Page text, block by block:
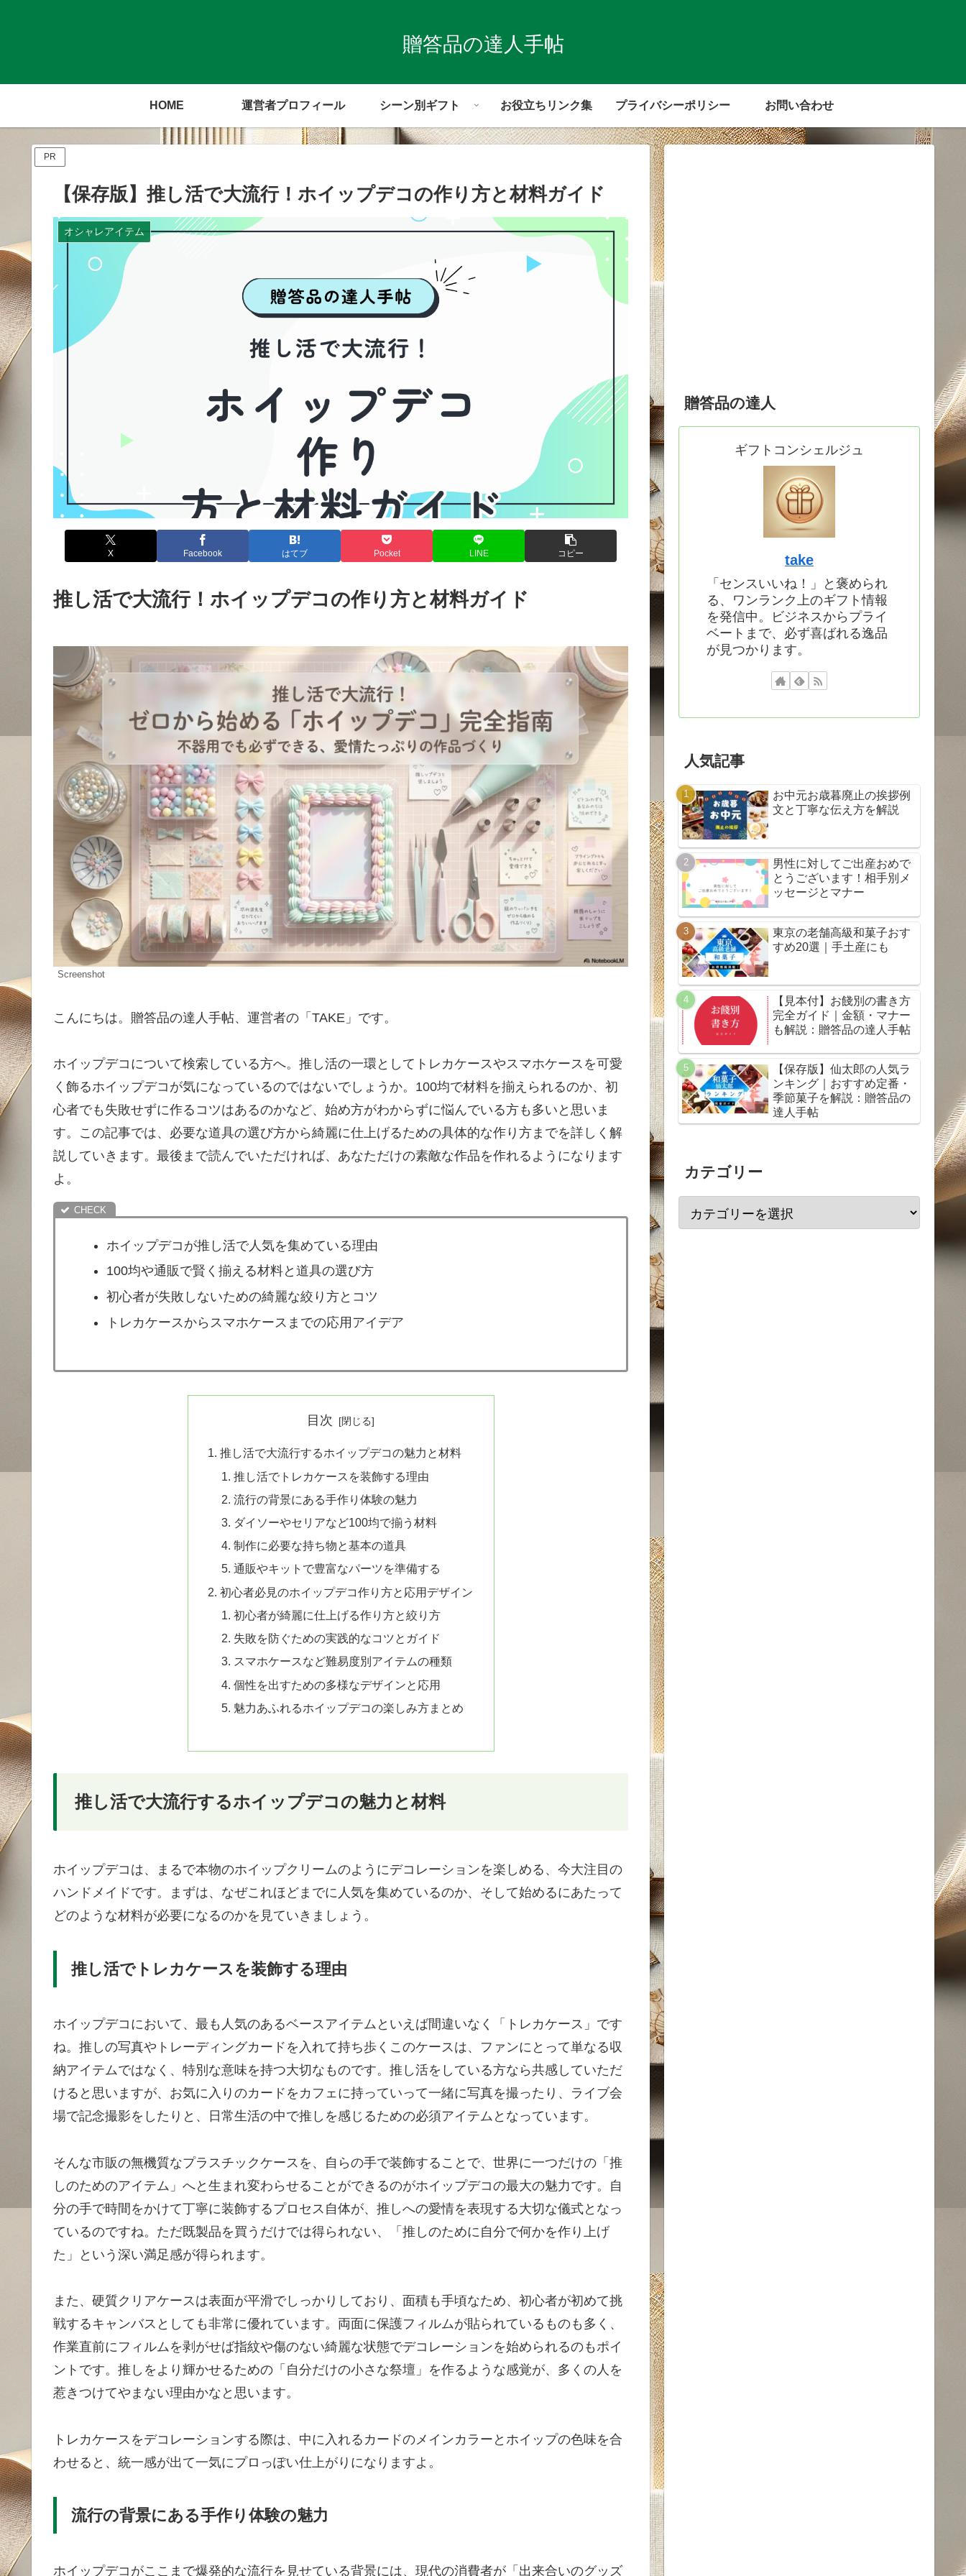
贈答品の達人手帖
HOME 運営者プロフィール シーン別ギフト お役立ちリンク集 プライバシーポリシー お問い合わせ
PR
【保存版】推し活で大流行！ホイップデコの作り方と材料ガイド
オシャレアイテム
X Facebook はてブ Pocket LINE コピー
推し活で大流行！ホイップデコの作り方と材料ガイド
Screenshot
こんにちは。贈答品の達人手帖、運営者の「TAKE」です。
ホイップデコについて検索している方へ。推し活の一環としてトレカケースやスマホケースを可愛
く飾るホイップデコが気になっているのではないでしょうか。100均で材料を揃えられるのか、初
心者でも失敗せずに作るコツはあるのかなど、始め方がわからずに悩んでいる方も多いと思いま
す。この記事では、必要な道具の選び方から綺麗に仕上げるための具体的な作り方までを詳しく解
説していきます。最後まで読んでいただければ、あなただけの素敵な作品を作れるようになります
よ。
ホイップデコが推し活で人気を集めている理由
100均や通販で賢く揃える材料と道具の選び方
初心者が失敗しないための綺麗な絞り方とコツ
トレカケースからスマホケースまでの応用アイデア
目次
推し活で大流行するホイップデコの魅力と材料
推し活でトレカケースを装飾する理由
流行の背景にある手作り体験の魅力
ダイソーやセリアなど100均で揃う材料
制作に必要な持ち物と基本の道具
通販やキットで豊富なパーツを準備する
初心者必見のホイップデコ作り方と応用デザイン
初心者が綺麗に仕上げる作り方と絞り方
失敗を防ぐための実践的なコツとガイド
スマホケースなど難易度別アイテムの種類
個性を出すための多様なデザインと応用
魅力あふれるホイップデコの楽しみ方まとめ
推し活で大流行するホイップデコの魅力と材料
ホイップデコは、まるで本物のホイップクリームのようにデコレーションを楽しめる、今大注目の
ハンドメイドです。まずは、なぜこれほどまでに人気を集めているのか、そして始めるにあたって
どのような材料が必要になるのかを見ていきましょう。
推し活でトレカケースを装飾する理由
ホイップデコにおいて、最も人気のあるベースアイテムといえば間違いなく「トレカケース」です
ね。推しの写真やトレーディングカードを入れて持ち歩くこのケースは、ファンにとって単なる収
納アイテムではなく、特別な意味を持つ大切なものです。推し活をしている方なら共感していただ
けると思いますが、お気に入りのカードをカフェに持っていって一緒に写真を撮ったり、ライブ会
場で記念撮影をしたりと、日常生活の中で推しを感じるための必須アイテムとなっています。
そんな市販の無機質なプラスチックケースを、自らの手で装飾することで、世界に一つだけの「推
しのためのアイテム」へと生まれ変わらせることができるのがホイップデコの最大の魅力です。自
分の手で時間をかけて丁寧に装飾するプロセス自体が、推しへの愛情を表現する大切な儀式となっ
ているのですね。ただ既製品を買うだけでは得られない、「推しのために自分で何かを作り上げ
た」という深い満足感が得られます。
また、硬質クリアケースは表面が平滑でしっかりしており、面積も手頃なため、初心者が初めて挑
戦するキャンバスとしても非常に優れています。両面に保護フィルムが貼られているものも多く、
作業直前にフィルムを剥がせば指紋や傷のない綺麗な状態でデコレーションを始められるのもポイ
ントです。推しをより輝かせるための「自分だけの小さな祭壇」を作るような感覚が、多くの人を
惹きつけてやまない理由かなと思います。
トレカケースをデコレーションする際は、中に入れるカードのメインカラーとホイップの色味を合
わせると、統一感が出て一気にプロっぽい仕上がりになりますよ。
流行の背景にある手作り体験の魅力
ホイップデコがここまで爆発的な流行を見せている背景には、現代の消費者が「出来合いのグッズ
贈答品の達人
ギフトコンシェルジュ
take
「センスいいね！」と褒められ
る、ワンランク上のギフト情報
を発信中。ビジネスからプライ
ベートまで、必ず喜ばれる逸品
が見つかります。
人気記事
お中元お歳暮廃止の挨拶例
文と丁寧な伝え方を解説
男性に対してご出産おめで
とうございます！相手別メ
ッセージとマナー
東京の老舗高級和菓子おす
すめ20選｜手土産にも
【見本付】お餞別の書き方
完全ガイド｜金額・マナー
も解説：贈答品の達人手帖
【保存版】仙太郎の人気ラ
ンキング｜おすすめ定番・
季節菓子を解説：贈答品の
達人手帖
カテゴリー